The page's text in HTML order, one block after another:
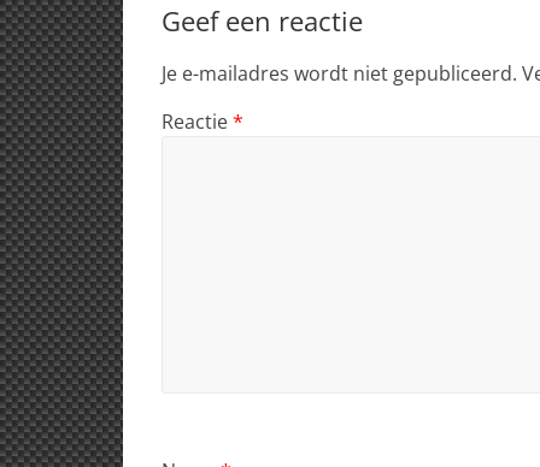
Geef een reactie
Je e-mailadres wordt niet gepubliceerd.
Reactie*